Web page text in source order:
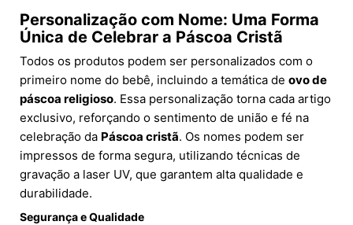
Personalização com Nome: Uma Forma
Única de Celebrar a Páscoa Cristã
Todos os produtos podem ser personalizados com o
primeiro nome do bebê, incluindo a temática de ovo de
páscoa religioso. Essa personalização torna cada artigo
exclusivo, reforçando o sentimento de união e fé na
celebração da Páscoa cristã. Os nomes podem ser
impressos de forma segura, utilizando técnicas de
gravação a laser UV, que garantem alta qualidade e
durabilidade.
Segurança e Qualidade